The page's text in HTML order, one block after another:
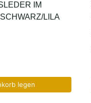
IM
LILA
legen